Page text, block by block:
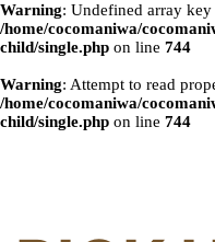
Warning: Undefined array key
/home/cocomaniwa/
child/single.php on line 744
Warning: Attempt to read
/home/cocomaniwa/
child/single.php on line 744